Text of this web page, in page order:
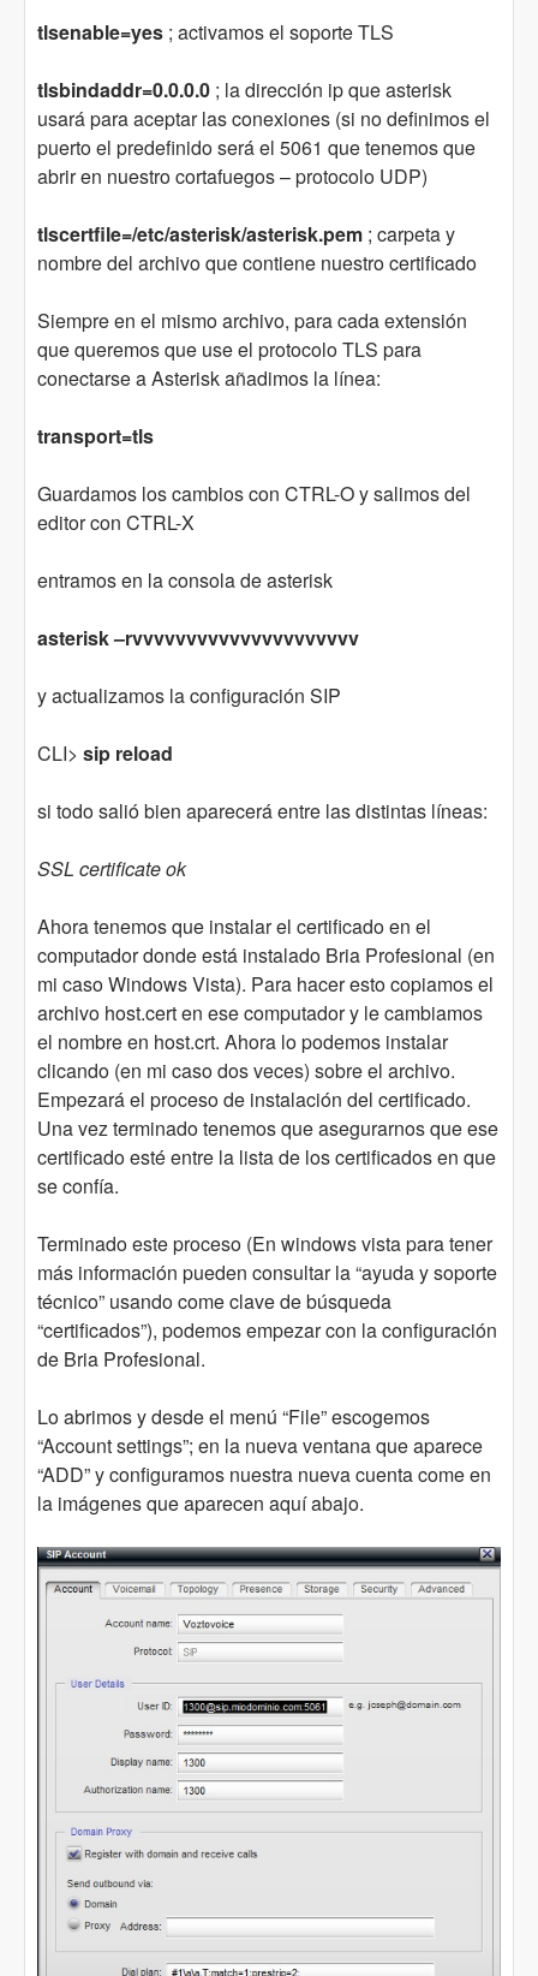
tlsenable=yes ; activamos el soporte TLS
tlsbindaddr=0.0.0.0 ; la dirección ip que asterisk
usará para aceptar las conexiones (si no definimos el
puerto el predefinido será el 5061 que tenemos que
abrir en nuestro cortafuegos – protocolo UDP)
tlscertfile=/etc/asterisk/asterisk.pem ; carpeta y
nombre del archivo que contiene nuestro certificado
Siempre en el mismo archivo, para cada extensión
que queremos que use el protocolo TLS para
conectarse a Asterisk añadimos la línea:
transport=tls
Guardamos los cambios con CTRL-O y salimos del
editor con CTRL-X
entramos en la consola de asterisk
asterisk –rvvvvvvvvvvvvvvvvvvvvv
y actualizamos la configuración SIP
CLI> sip reload
si todo salió bien aparecerá entre las distintas líneas:
SSL certificate ok
Ahora tenemos que instalar el certificado en el
computador donde está instalado Bria Profesional (en
mi caso Windows Vista). Para hacer esto copiamos el
archivo host.cert en ese computador y le cambiamos
el nombre en host.crt. Ahora lo podemos instalar
clicando (en mi caso dos veces) sobre el archivo.
Empezará el proceso de instalación del certificado.
Una vez terminado tenemos que asegurarnos que ese
certificado esté entre la lista de los certificados en que
se confía.
Terminado este proceso (En windows vista para tener
más información pueden consultar la “ayuda y soporte
técnico” usando come clave de búsqueda
“certificados”), podemos empezar con la configuración
de Bria Profesional.
Lo abrimos y desde el menú “File” escogemos
“Account settings”; en la nueva ventana que aparece
“ADD” y configuramos nuestra nueva cuenta come en
la imágenes que aparecen aquí abajo.